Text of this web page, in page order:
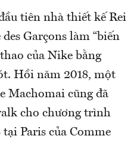
tiên nhà thiết kế Rei
Garçons làm “biến
của Nike bằng
Hồi năm 2018, một
Machomai cũng đã
cho chương trình
Paris của Comme